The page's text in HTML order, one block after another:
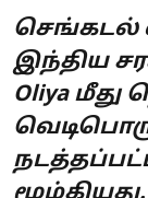
செங்கடல்
இந்திய
Oliya